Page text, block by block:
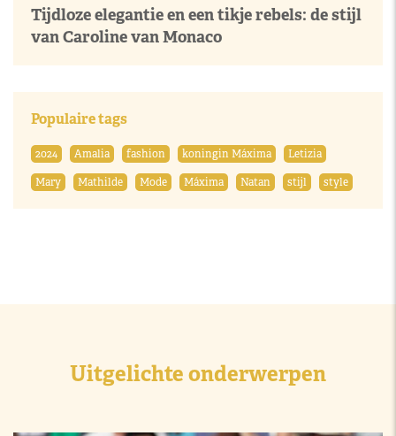
Tijdloze elegantie en een tikje rebels: de stijl
van Caroline van Monaco
Populaire tags
2024 Amalia fashion koningin Máxima
Letizia
Mary
Mathilde Mode Máxima Natan stijl style
Uitgelichte onderwerpen